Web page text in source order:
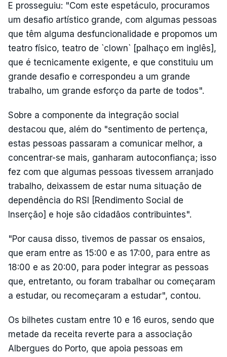
E prosseguiu: "Com este espetáculo, procuramos
um desafio artístico grande, com algumas pessoas
que têm alguma desfuncionalidade e propomos um
teatro físico, teatro de `clown` [palhaço em inglês],
que é tecnicamente exigente, e que constituiu um
grande desafio e correspondeu a um grande
trabalho, um grande esforço da parte de todos".
Sobre a componente da integração social
destacou que, além do "sentimento de pertença,
estas pessoas passaram a comunicar melhor, a
concentrar-se mais, ganharam autoconfiança; isso
fez com que algumas pessoas tivessem arranjado
trabalho, deixassem de estar numa situação de
dependência do RSI [Rendimento Social de
Inserção] e hoje são cidadãos contribuintes".
"Por causa disso, tivemos de passar os ensaios,
que eram entre as 15:00 e as 17:00, para entre as
18:00 e as 20:00, para poder integrar as pessoas
que, entretanto, ou foram trabalhar ou começaram
a estudar, ou recomeçaram a estudar", contou.
Os bilhetes custam entre 10 e 16 euros, sendo que
metade da receita reverte para a associação
Albergues do Porto, que apoia pessoas em